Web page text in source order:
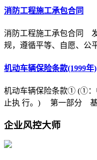
消防工程施工承包合同
消防工程施工承包合同
规，遵循平等、自愿、公
机动车辆保险条款(1999年)
机动车辆保险条款① (①：
止执 行。) 第一部分
企业风控大师